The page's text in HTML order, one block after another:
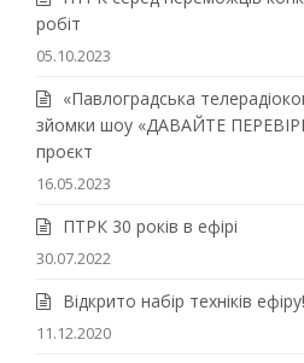
робіт
05.10.2023
«Павлоградська
зйомки шоу «ДАВАЙТЕ
проєкт
16.05.2023
ПТРК 30 років в ефірі
30.07.2022
Відкрито набір техніків ефіру!
11.12.2020